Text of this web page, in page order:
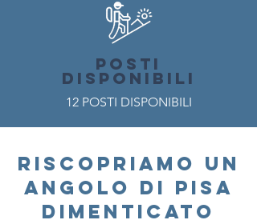
POSTI
DISPONIBILI
12 POSTI DISPONIBILI
RISCOPRIAMO UN
ANGOLO DI PISA
DIMENTICATO